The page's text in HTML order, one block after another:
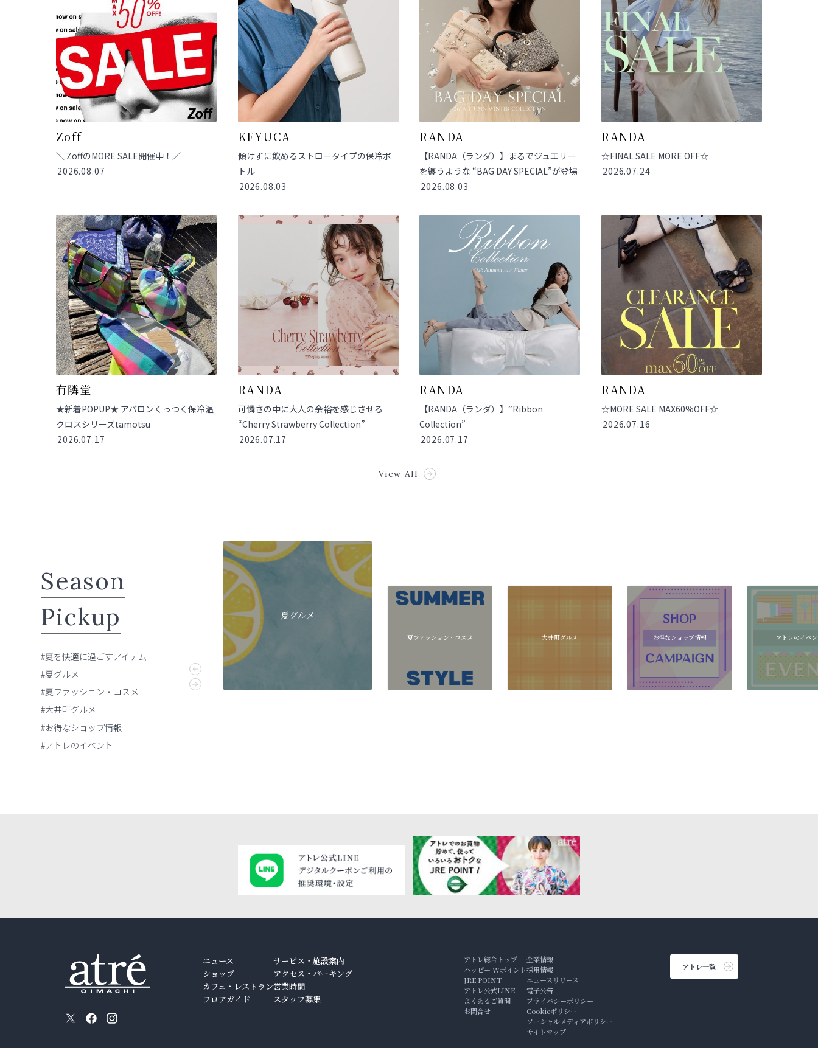
Zoff
＼ ZoffのMORE SALE開催中！／
2026.08.07
KEYUCA
傾けずに飲めるストロータイプの保冷ボ
トル
2026.08.03
RANDA
【RANDA（ランダ）】まるでジュエリー
を纏うような “BAG DAY SPECIAL”が登場
2026.08.03
RANDA
☆FINAL SALE MORE OFF☆
2026.07.24
有隣堂
★新着POPUP★ アバロンくっつく保冷温
クロスシリーズtamotsu
2026.07.17
RANDA
可憐さの中に大人の余裕を感じさせる
“Cherry Strawberry Collection”
2026.07.17
RANDA
【RANDA（ランダ）】“Ribbon
Collection”
2026.07.17
RANDA
☆MORE SALE MAX60%OFF☆
2026.07.16
View All
Season
Pickup
#夏を快適に過ごすアイテム
#夏グルメ
#夏ファッション・コスメ
#大井町グルメ
#お得なショップ情報
#アトレのイベント
夏を快適に過ごすアイテム
夏グルメ
夏ファッション・コスメ 大井町グルメ お得なショップ情報 アトレのイベ
ニュース
ショップ
カフェ・レストラン
フロアガイド
サービス・施設案内
アクセス・パーキング
営業時間
スタッフ募集
アトレ総合トップ
ハッピー Wポイント
JRE POINT
アトレ公式LINE
よくあるご質問
お問合せ
企業情報
採用情報
ニュースリリース
電子公告
プライバシーポリシー
Cookieポリシー
ソーシャルメディアポリシー
サイトマップ
アトレ一覧